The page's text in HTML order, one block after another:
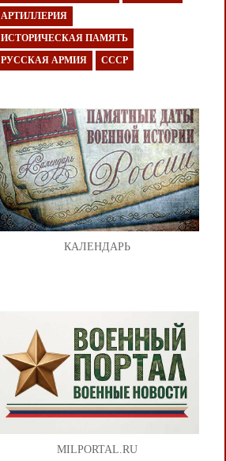
АРТИЛЛЕРИЯ
ИСТОРИЧЕСКАЯ ПАМЯТЬ
РУССКАЯ АРМИЯ СССР
КАЛЕНДАРЬ
MILPORTAL.RU